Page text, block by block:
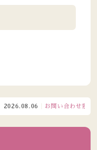
2026.08.06 お問い合わせ窓